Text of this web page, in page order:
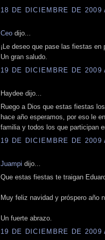
18 DE DICIEMBRE DE 2009
Ceo dijo...
¡Le deseo que pase las fiestas en
Un gran saludo.
19 DE DICIEMBRE DE 2009
Haydee dijo...
Ruego a Dios que estas fiestas
hace año esperamos, por eso le
familia y todos los que participan
19 DE DICIEMBRE DE 2009
Juampi dijo...
Que estas fiestas te traigan
Muy feliz navidad y próspero año
Un fuerte abrazo.
19 DE DICIEMBRE DE 2009